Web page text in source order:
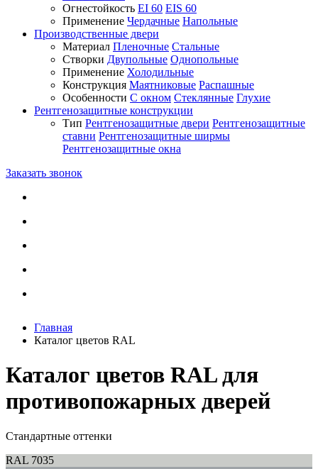
Огнестойкость EI 60 EIS 60
Применение Чердачные Напольные
Производственные двери
Материал Пленочные Стальные
Створки Двупольные Однопольные
Применение Холодильные
Конструкция Маятниковые Распашные
Особенности С окном Стеклянные Глухие
Рентгенозащитные конструкции
Тип Рентгенозащитные двери Рентгенозащитные
ставни Рентгенозащитные ширмы
Рентгенозащитные окна
Заказать звонок
Главная
Каталог цветов RAL
Каталог цветов RAL для
противопожарных дверей
Стандартные оттенки
RAL 7035